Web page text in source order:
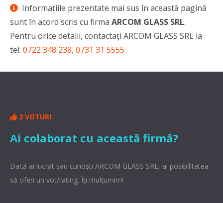
Informaţiile prezentate mai sus în această pagină
sunt în acord scris cu firma ARCOM GLASS SRL.
Pentru orice detalii, contactaţi ARCOM GLASS SRL la
tel: 0722 348 238, 0731 31 5555
2 VOTURI
Ai colaborat cu această firmă?
Dacă ai lucrat sau cunoşti ARCOM GLASS SRL, ai posibilitatea
să oferi un vot/rating. Îți mulțumim!